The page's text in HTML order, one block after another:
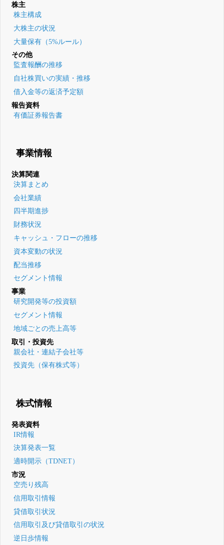
株主
株主構成
大株主の状況
大量保有（5%ルール）
その他
監査報酬の推移
自社株買いの実績・推移
借入金等の返済予定額
報告資料
有価証券報告書
事業情報
決算関連
決算まとめ
会社業績
四半期進捗
財務状況
キャッシュ・フローの推移
資本変動の状況
配当推移
セグメント情報
事業
研究開発等の投資額
セグメント情報
地域ごとの売上高等
取引・投資先
親会社・連結子会社等
投資先（保有株式等）
株式情報
発表資料
IR情報
決算発表一覧
適時開示（TDNET）
市況
空売り残高
信用取引情報
貸借取引状況
信用取引及び貸借取引の状況
逆日歩情報